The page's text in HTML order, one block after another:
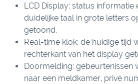
LCD Display: status informatie
duidelijke taal in grote letters
getoond.
Real-time klok: de huidige tijd
rechterkant van het display
Doormelding: gebeurtenissen
naar een meldkamer, privé